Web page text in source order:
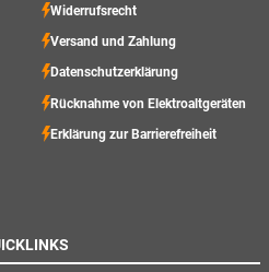
Widerrufsrecht
Versand und Zahlung
Datenschutzerklärung
Rücknahme von Elektroaltgeräten
Erklärung zur Barrierefreiheit